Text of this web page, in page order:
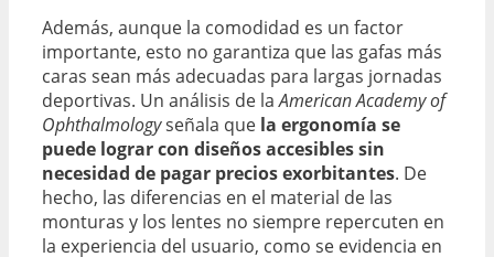
Además, aunque la comodidad es un factor
importante, esto no garantiza que las gafas más
caras sean más adecuadas para largas jornadas
deportivas. Un análisis de laAmerican Academy of
Ophthalmologyseñala que la ergonomía se
puede lograr con diseños accesibles sin
necesidad de pagar precios exorbitantes. De
hecho, las diferencias en el material de las
monturas y los lentes no siempre repercuten en
la experiencia del usuario, como se evidencia en